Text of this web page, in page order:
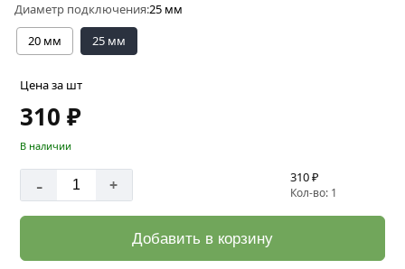
Диаметр подключения:25 мм
20 мм
25 мм
Цена за шт
310 ₽
В наличии
- + 310 ₽
Кол-во: 1
Добавить в корзину